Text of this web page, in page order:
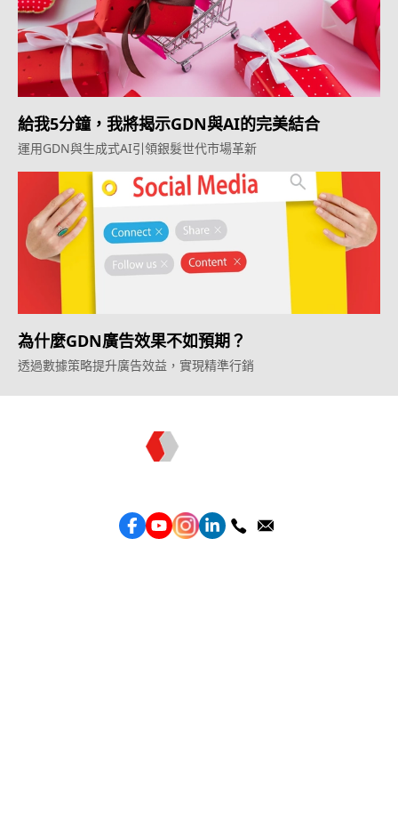
給我5分鐘，我將揭示GDN與AI的完美結合
運用GDN與生成式AI引領銀髮世代市場革新
為什麼GDN廣告效果不如預期？
透過數據策略提升廣告效益，實現精準行銷